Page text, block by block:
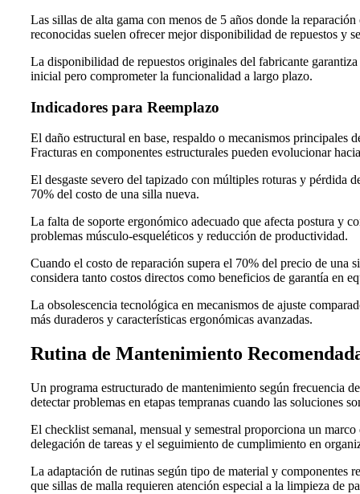
Las sillas de alta gama con menos de 5 años donde la
reconocidas suelen ofrecer mejor disponibilidad de repuestos y
La disponibilidad de repuestos originales del fabricante
inicial pero comprometer la funcionalidad a largo plazo.
Indicadores para Reemplazo
El daño estructural en base, respaldo o mecanismos principales
Fracturas en componentes estructurales pueden evolucionar
El desgaste severo del tapizado con múltiples roturas y pérdida
70% del costo de una silla nueva.
La falta de soporte ergonómico adecuado que afecta postura y
problemas músculo-esqueléticos y reducción de productividad.
Cuando el costo de reparación supera el 70% del precio de una
considera tanto costos directos como beneficios de garantía en
La obsolescencia tecnológica en mecanismos de ajuste
más duraderos y características ergonómicas avanzadas.
Rutina de Mantenimiento
Un programa estructurado de mantenimiento según frecuencia
detectar problemas en etapas tempranas cuando las soluciones
El checklist semanal, mensual y semestral proporciona un
delegación de tareas y el seguimiento de cumplimiento en
La adaptación de rutinas según tipo de material y componentes
que sillas de malla requieren atención especial a la limpieza de